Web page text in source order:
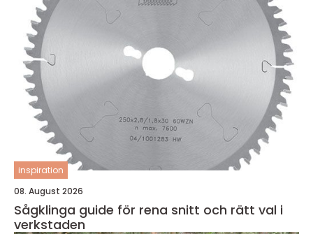
inspiration
08. August 2026
Sågklinga guide för rena snitt och rätt val i
verkstaden